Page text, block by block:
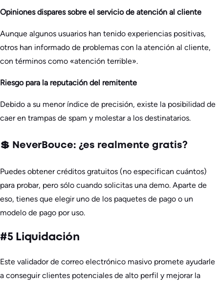
Opiniones dispares sobre el servicio de atención al cliente
Aunque algunos usuarios han tenido experiencias positivas,
otros han informado de problemas con la atención al cliente,
con términos como «atención terrible».
Riesgo para la reputación del remitente
Debido a su menor índice de precisión, existe la posibilidad de
caer en trampas de spam y molestar a los destinatarios.
💲 NeverBouce: ¿es realmente gratis?
Puedes obtener créditos gratuitos (no especifican cuántos)
para probar, pero sólo cuando solicitas una demo. Aparte de
eso, tienes que elegir uno de los paquetes de pago o un
modelo de pago por uso.
#5 Liquidación
Este validador de correo electrónico masivo promete ayudarle
a conseguir clientes potenciales de alto perfil y mejorar la